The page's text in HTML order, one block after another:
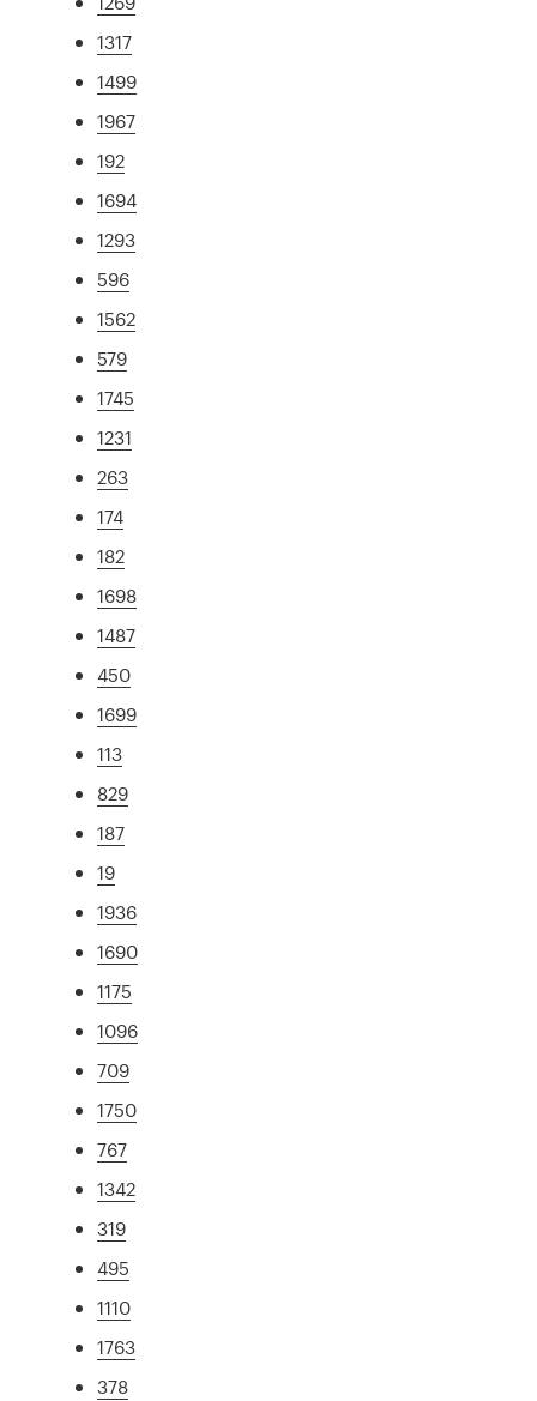
1317
1499
1967
192
1694
1293
596
1562
579
1745
1231
263
174
182
1698
1487
450
1699
113
829
187
19
1936
1690
1175
1096
709
1750
767
1342
319
495
1110
1763
378